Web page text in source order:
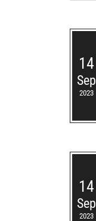
14
Sep
2023
14
Sep
2023